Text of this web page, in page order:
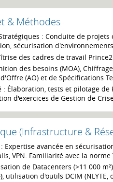
& Méthodes
: Conduite de
sécurisation
des cadres de travail Prince2
des besoins (MOA), Chiffrage
(AO) et de Spécifications
Élaboration, tests et pilotage de
d'exercices de Gestion de
(Infrastructure &
Expertise avancée en
VPN. Familiarité avec la norme
de Datacenters (>11 000
utilisation d'outils DCIM (NLYTE,